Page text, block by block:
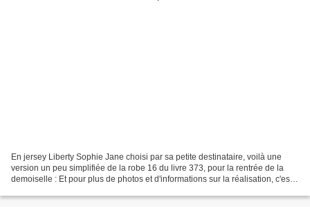
En jersey Liberty Sophie Jane choisi par sa petite destinataire, voilà une
version un peu simplifiée de la robe 16 du livre 373, pour la rentrée de la
demoiselle : Et pour plus de photos et d'informations sur la réalisation, c'est